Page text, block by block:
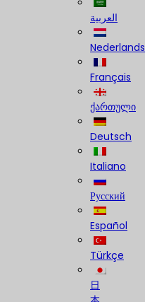
العربية
Nederlands
Français
ქართული
Deutsch
Italiano
Русский
Español
Türkçe
日